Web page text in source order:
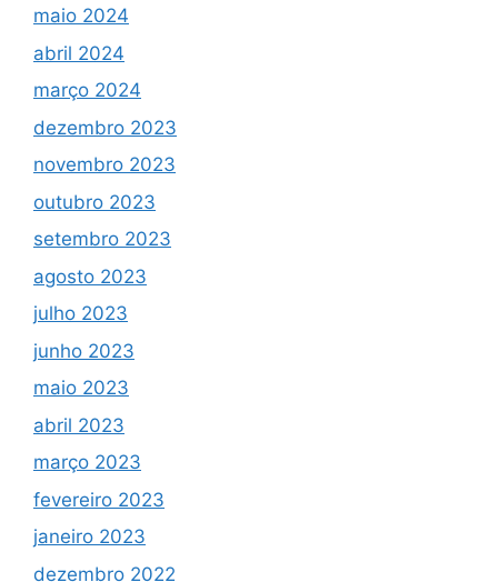
maio 2024
abril 2024
março 2024
dezembro 2023
novembro 2023
outubro 2023
setembro 2023
agosto 2023
julho 2023
junho 2023
maio 2023
abril 2023
março 2023
fevereiro 2023
janeiro 2023
dezembro 2022